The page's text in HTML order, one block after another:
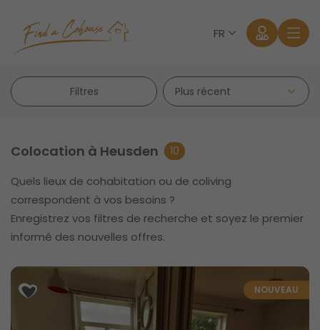
FR
Se connecter
Mot de passe oublié?
Filtres
Colocation à Heusden 10
Quels lieux de cohabitation ou de coliving
correspondent à vos besoins ?
Enregistrez vos filtres de recherche et soyez le premier
informé des nouvelles offres.
NOUVEAU